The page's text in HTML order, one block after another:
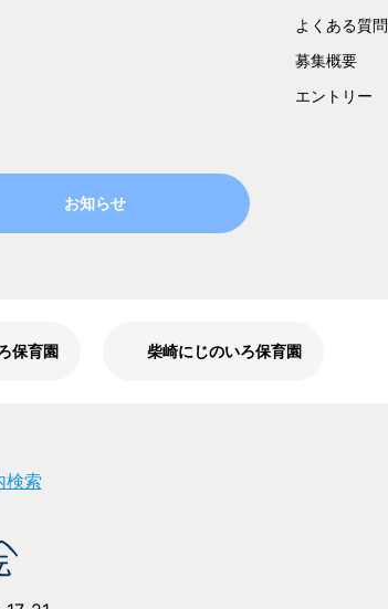
よくある質問
募集概要
エントリー
お知らせ
保育園 柴崎にじのいろ保育園